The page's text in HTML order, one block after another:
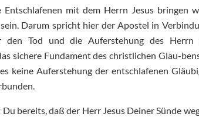
mit dem Herrn Jesus bringen
Darum spricht hier der Apostel in
den Tod und die Auferstehung des Herrn
sichere Fundament des christlichen Glau-
keine Auferstehung der entschlafenen
Du bereits, daß der Herr Jesus Deiner Sünde